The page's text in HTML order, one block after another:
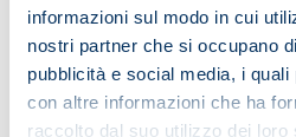
informazioni sul modo in cui
nostri partner che si occupano
pubblicità e social media, i
con altre informazioni che ha
raccolto dal suo utilizzo dei loro
exercises.
Diego Demme trained with